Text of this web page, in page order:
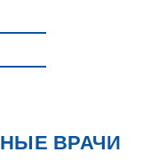
ВРАЧИ